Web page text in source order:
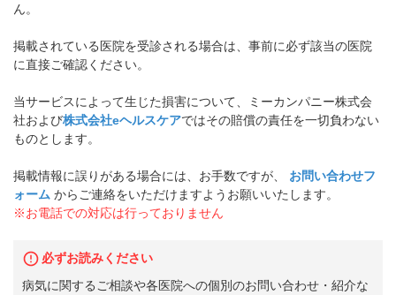
ん。
掲載されている医院を受診される場合は、事前に必ず該当の医院
に直接ご確認ください。
当サービスによって生じた損害について、ミーカンパニー株式会
社および株式会社eヘルスケアではその賠償の責任を一切負わない
ものとします。
掲載情報に誤りがある場合には、お手数ですが、
お問い合わせフ
ォーム からご連絡をいただけますようお願いいたします。
※お電話での対応は行っておりません
必ずお読みください
病気に関するご相談や各医院への個別のお問い合わせ・紹介な